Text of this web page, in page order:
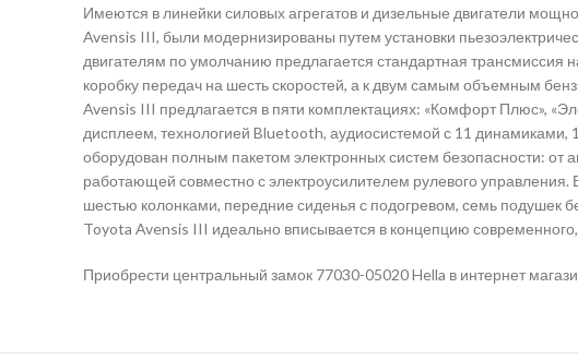
Имеются в линейки силовых агрегатов и дизельные двигатели
Avensis III, были модернизированы путем установки
двигателям по умолчанию предлагается стандартная трансмиссия
коробку передач на шесть скоростей, а к двум самым объемным
Avensis III предлагается в пяти комплектациях: «Комфорт Плюс»,
дисплеем, технологией Bluetooth, аудиосистемой с 11 динамиками,
оборудован полным пакетом электронных систем безопасности: от
работающей совместно с электроусилителем рулевого
шестью колонками, передние сиденья с подогревом, семь подушек
Toyota Avensis III идеально вписывается в концепцию
Приобрести центральный замок 77030-05020 Hella в интернет